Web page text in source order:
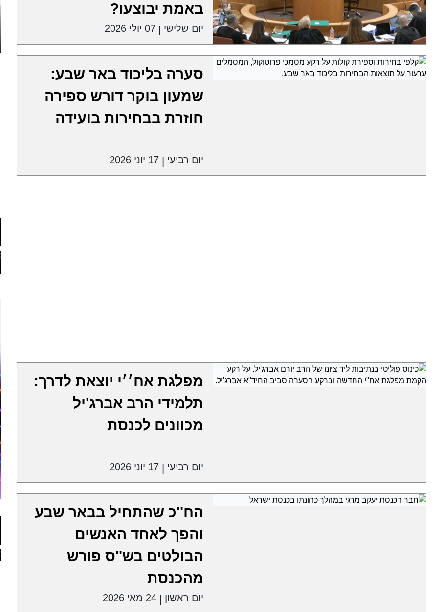
באמת יבוצעו?
יום שלישי 07 יולי 2026
סערה בליכוד באר שבע:
שמעון בוקר דורש ספירה
חוזרת בבחירות בועידה
יום רביעי 17 יוני 2026
מפלגת אח׳׳י יוצאת לדרך:
תלמידי הרב אברג'יל
מכוונים לכנסת
יום רביעי 17 יוני 2026
הח''כ שהתחיל בבאר שבע
והפך לאחד האנשים
הבולטים בש''ס פורש
מהכנסת
יום ראשון 24 מאי 2026